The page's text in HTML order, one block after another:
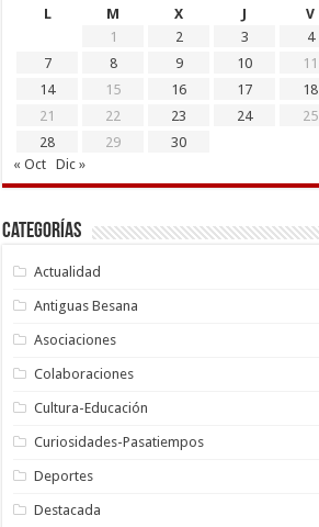
L
M X J V
1
2 3 4
7
8 9 10 11
14
15 16 17 18
21
22 23 24 25
28
29
30
« Oct
Dic »
Categorías
Actualidad
Antiguas Besana
Asociaciones
Colaboraciones
Cultura-Educación
Curiosidades-Pasatiempos
Deportes
Destacada